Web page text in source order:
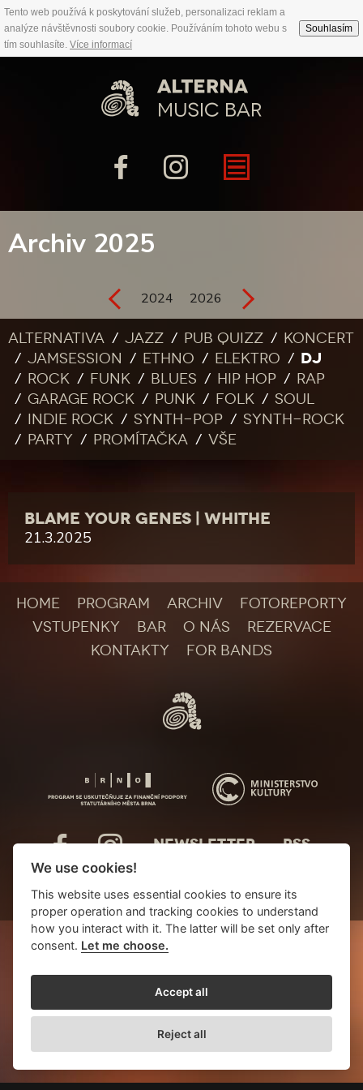
Tento web používá k poskytování služeb, personalizaci reklam a
analýze návštěvnosti soubory cookie. Používáním tohoto webu s
tím souhlasíte. Více informací
Souhlasím
Archiv 2025
2024 2026
Alternativa Jazz Pub quizz
Koncert
Jamsession
Ethno Elektro DJ
Rock Funk Blues Hip Hop
Rap
Garage rock
Punk Folk
Soul
Indie rock
Synth-pop
Synth-rock
Party
Promítačka Vše
BLAME YOUR GENES | WHITHE
21.3.2025
HOME PROGRAM ARCHIV
FOTOREPORTY
VSTUPENKY
BAR O NÁS
REZERVACE
KONTAKTY
FOR BANDS
NEWSLETTER RSS
We use cookies!
This website uses essential cookies to ensure its
proper operation and tracking cookies to understand
how you interact with it. The latter will be set only after
consent. Let me choose.
Accept all
Reject all